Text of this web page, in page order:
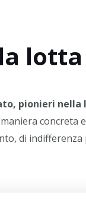
pionieri
concreta
di
il